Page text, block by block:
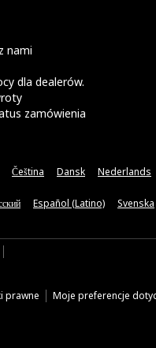
nami
dla dealerów.
zamówienia
Čeština Dansk Nederlands
Español (Latino) Svenska
prawne Moje preferencje